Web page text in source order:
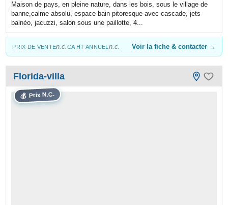
Maison de pays, en pleine nature, dans les bois, sous le village de
banne,calme absolu, espace bain pitoresque avec cascade, jets
balnéo, jacuzzi, salon sous une paillotte, 4...
PRIX DE VENTEn.c.CA HT ANNUEL n.c. Voir la fiche & contacter →
💰 Prix N.C.
Florida-villa